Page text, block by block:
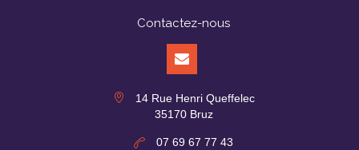
Contactez-nous
14 Rue Henri Queffelec
35170 Bruz
07 69 67 77 43